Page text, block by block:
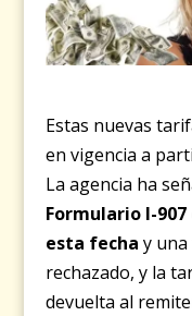
Estas nuevas
en vigencia a
La agencia ha
Formulario I-
esta fechay
rechazado, y la
devuelta al